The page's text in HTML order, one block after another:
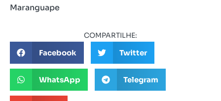
Maranguape
COMPARTILHE:
Facebook Twitter
WhatsApp Telegram